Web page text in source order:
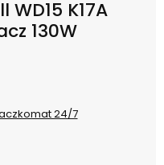
K17A
130W
24/7